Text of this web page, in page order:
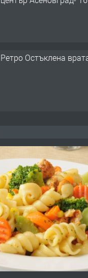
Ретро Остъклена
Професионална
със сертификат от ЕЦБ
Професионална